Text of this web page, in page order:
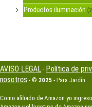
Productos iluminación
AVISO LEGAL - Política de
nosotros - © 2025 - Para Jardín
Como afiliado de Amazon yo